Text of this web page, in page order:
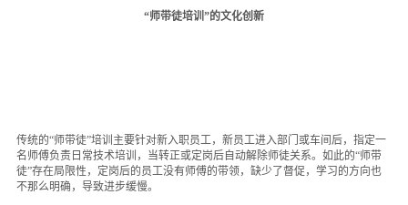
“师带徒培训”的文化创新
传统的“师带徒”培训主要针对新入职员工，新员工进入部门或车间后，指定一
名师傅负责日常技术培训，当转正或定岗后自动解除师徒关系。如此的“师带
徒”存在局限性，定岗后的员工没有师傅的带领，缺少了督促，学习的方向也
不那么明确，导致进步缓慢。